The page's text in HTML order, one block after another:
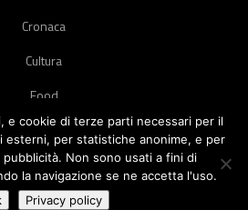
Cronaca
Cultura
Food
Green
Pets
Street Style
e cookie di terze parti necessari per il
esterni, per statistiche anonime, e per
Non sono usati a fini di
la navigazione se ne accetta l'uso.
Privacy policy